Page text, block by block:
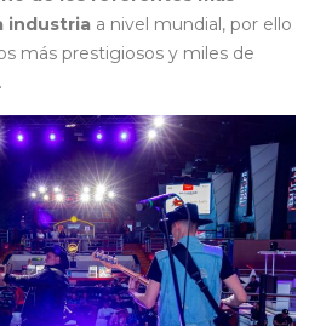
industria a nivel mundial, por ello
más prestigiosos y miles de